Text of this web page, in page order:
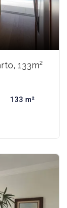
133m²
133 m²